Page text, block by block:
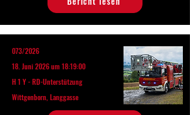
073/2026
18. Juni 2026 um 18:19:00
H 1 Y - RD-Unterstützung
Wittgenborn, Langgasse